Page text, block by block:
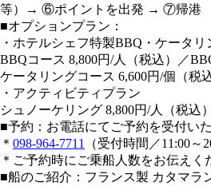
等）→ ⑥ポイントを出発 → ⑦帰港
■オプションプラン：
・ホテルシェフ特製BBQ・ケータリ
BBQコース 8,800円/人（税込）／
ケータリングコース 6,600円/個（税
・アクティビティプラン
シュノーケリング 8,800円/人（税込
■予約：お電話にてご予約を受付いた
＊ 098-964-7711
（受付時間／11:00～
＊ご予約時にご乗船人数をお伝えく
■船のご紹介：フランス製 カタマラ